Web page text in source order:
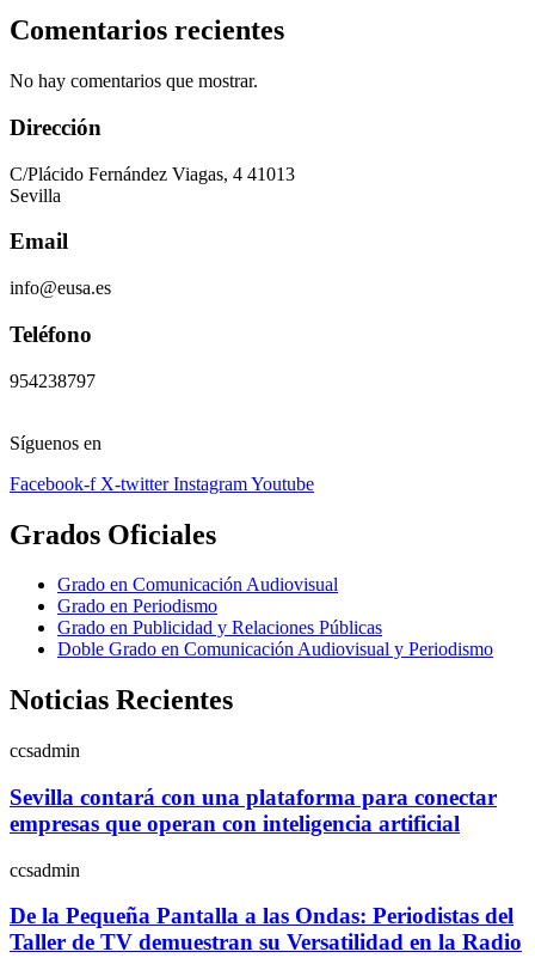
Comentarios recientes
No hay comentarios que mostrar.
Dirección
C/Plácido Fernández Viagas, 4 41013
Sevilla
Email
info@eusa.es
Teléfono
954238797
Síguenos en
Facebook-f X-twitter InstagramYoutube
Grados Oficiales
Grado en Comunicación Audiovisual
Grado en Periodismo
Grado en Publicidad y Relaciones Públicas
Doble Grado en Comunicación Audiovisual y Periodismo
Noticias Recientes
ccsadmin
Sevilla contará con una plataforma para conectar
empresas que operan con inteligencia artificial
ccsadmin
De la Pequeña Pantalla a las Ondas: Periodistas del
Taller de TV demuestran su Versatilidad en la Radio